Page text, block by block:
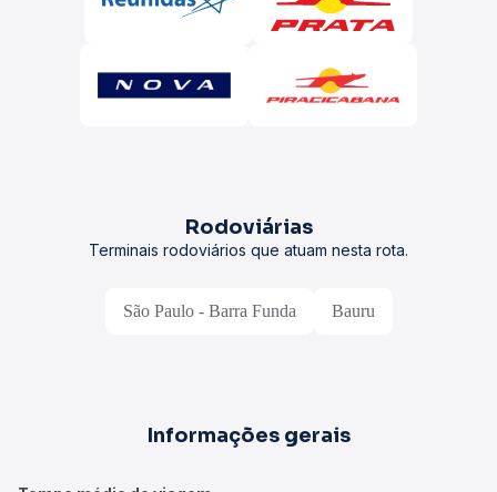
Rodoviárias
Terminais rodoviários que atuam nesta rota.
São Paulo - Barra Funda Bauru
Informações gerais